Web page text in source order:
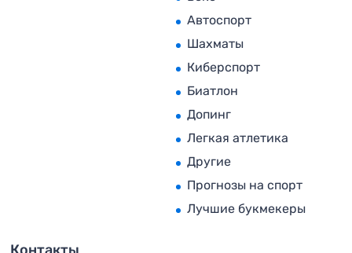
Автоспорт
Шахматы
Киберспорт
Биатлон
Допинг
Легкая атлетика
Другие
Прогнозы на спорт
Лучшие букмекеры